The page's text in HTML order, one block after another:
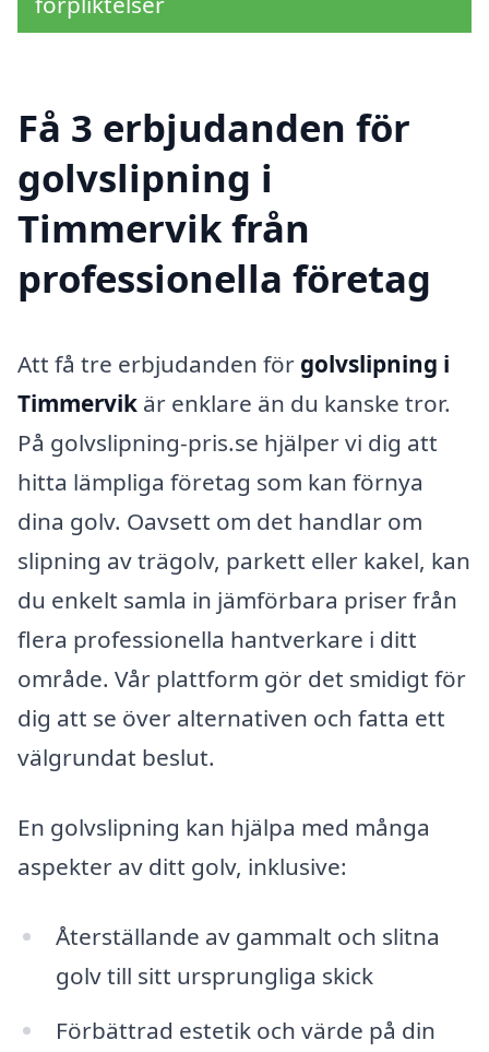
Få 3 erbjudanden för
golvslipning i
Timmervik från
professionella företag
Att få tre erbjudanden för golvslipning i
Timmervik är enklare än du kanske tror.
På golvslipning-pris.se hjälper vi dig att
hitta lämpliga företag som kan förnya
dina golv. Oavsett om det handlar om
slipning av trägolv, parkett eller kakel, kan
du enkelt samla in jämförbara priser från
flera professionella hantverkare i ditt
område. Vår plattform gör det smidigt för
dig att se över alternativen och fatta ett
välgrundat beslut.
En golvslipning kan hjälpa med många
aspekter av ditt golv, inklusive:
Återställande av gammalt och slitna
golv till sitt ursprungliga skick
Förbättrad estetik och värde på din